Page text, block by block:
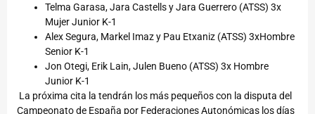
Telma Garasa, Jara Castells y Jara Guerrero (ATSS) 3x
Mujer Junior K-1
Alex Segura, Markel Imaz y Pau Etxaniz (ATSS) 3xHombre
Senior K-1
Jon Otegi, Erik Lain, Julen Bueno (ATSS) 3x Hombre
Junior K-1
La próxima cita la tendrán los más pequeños con la disputa del
Campeonato de España por Federaciones Autonómicas los días